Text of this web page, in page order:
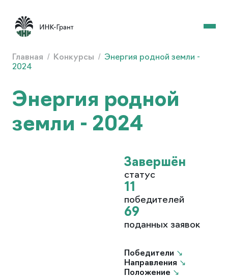
Главная / Конкурсы / Энергия родной земли -
2024
Энергия родной
земли - 2024
Завершён
статус
11
победителей
69
поданных заявок
Победители ↘︎
Направления ↘︎
Положение ↘︎